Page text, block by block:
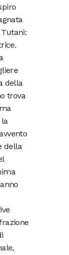
della
trova
della